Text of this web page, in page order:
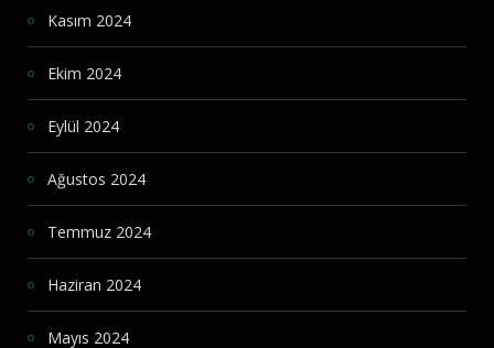
Kasım 2024
Ekim 2024
Eylül 2024
Ağustos 2024
Temmuz 2024
Haziran 2024
Mayıs 2024